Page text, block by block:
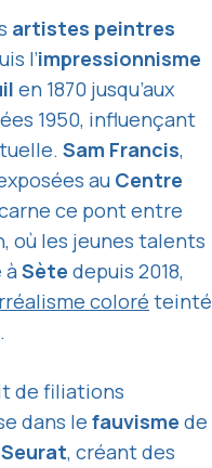
artistes peintres
l’impressionnisme
en 1870 jusqu’aux
1950, influençant
Sam Francis,
au Centre
ce pont entre
où les jeunes talents
àSète depuis 2018,
coloré teinté
.
de filiations
dans le fauvisme de
Seurat, créant des